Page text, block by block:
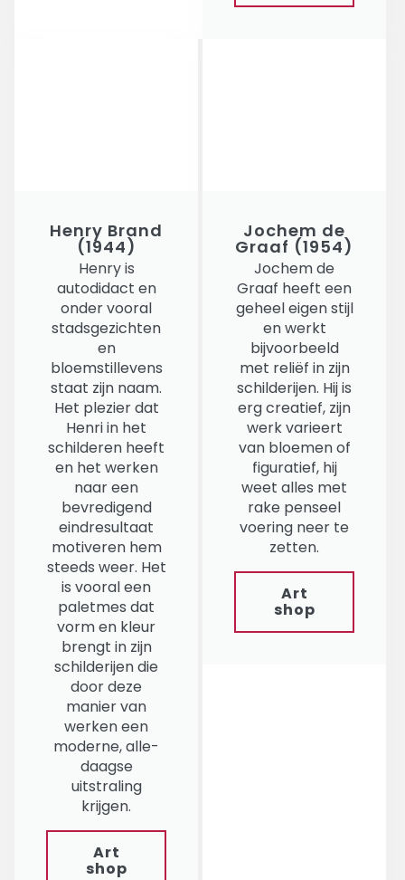
Henry Brand
(1944)
Henry is
autodidact en
onder vooral
stadsgezichten
en
bloemstillevens
staat zijn naam.
Het plezier dat
Henri in het
schilderen heeft
en het werken
naar een
bevredigend
eindresultaat
motiveren hem
steeds weer. Het
is vooral een
paletmes dat
vorm en kleur
brengt in zijn
schilderijen die
door deze
manier van
werken een
moderne, alle-
daagse
uitstraling
krijgen.
Art
shop
Jochem de
Graaf (1954)
Jochem de
Graaf heeft een
geheel eigen stijl
en werkt
bijvoorbeeld
met reliëf in zijn
schilderijen. Hij is
erg creatief, zijn
werk varieert
van bloemen of
figuratief, hij
weet alles met
rake penseel
voering neer te
zetten.
Art
shop